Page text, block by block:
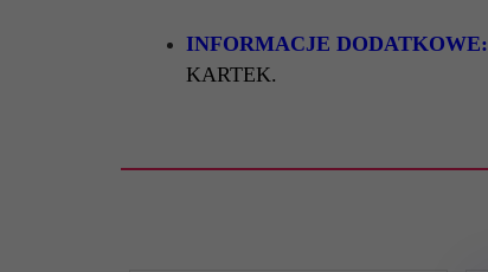
INFORMACJE DODATKOWE:
KARTEK.